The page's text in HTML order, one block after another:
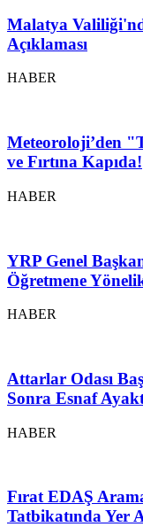
Malatya
Açıklaması
HABER
Meteoroloji’den
ve Fırtına Kapıda!
HABER
YRP Genel
Öğretmene
HABER
Attarlar Odası
Sonra Esnaf
HABER
Fırat EDAŞ
Tatbikatında Yer